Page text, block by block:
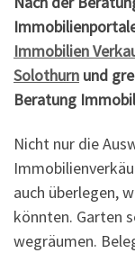
Immobilien
Solothurn und
Beratung
Nicht nur die
auch überlegen,
könnten. Garten
wegräumen.